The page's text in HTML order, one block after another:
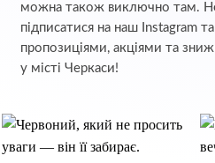
можна також виключно там.
підписатися на наш Instagram
пропозиціями, акціями та
у місті Черкаси!